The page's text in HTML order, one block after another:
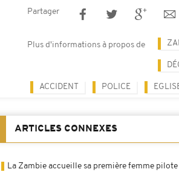
Partager
Plus d'informations à propos de
ACCIDENT POLICE
ARTICLES CONNEXES
La Zambie accueille sa première femme pilote